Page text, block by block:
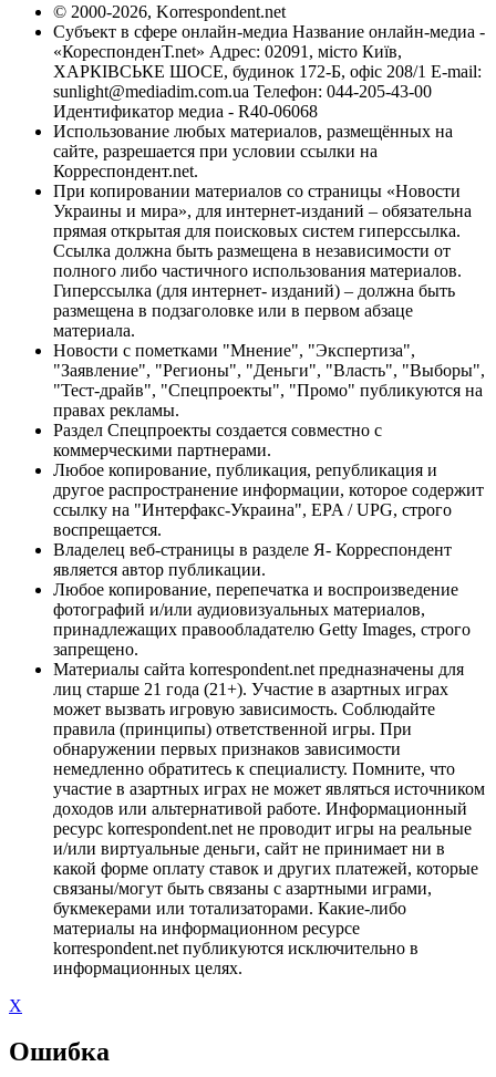
© 2000-2026, Korrespondent.net
Субъект в сфере онлайн-медиа Название онлайн-медиа -
«КореспонденТ.net» Адрес: 02091, місто Київ,
ХАРКІВСЬКЕ ШОСЕ, будинок 172-Б, офіс 208/1 E-mail:
sunlight@mediadim.com.ua Телефон: 044-205-43-00
Идентификатор медиа - R40-06068
Использование любых материалов, размещённых на
сайте, разрешается при условии ссылки на
Корреспондент.net.
При копировании материалов со страницы «Новости
Украины и мира», для интернет-изданий – обязательна
прямая открытая для поисковых систем гиперссылка.
Ссылка должна быть размещена в независимости от
полного либо частичного использования материалов.
Гиперссылка (для интернет- изданий) – должна быть
размещена в подзаголовке или в первом абзаце
материала.
Новости с пометками "Мнение", "Экспертиза",
"Заявление", "Регионы", "Деньги", "Власть", "Выборы",
"Тест-драйв", "Спецпроекты", "Промо" публикуются на
правах рекламы.
Раздел Спецпроекты создается совместно с
коммерческими партнерами.
Любое копирование, публикация, републикация и
другое распространение информации, которое содержит
ссылку на "Интерфакс-Украина", EPA / UPG, строго
воспрещается.
Владелец веб-страницы в разделе Я- Корреспондент
является автор публикации.
Любое копирование, перепечатка и воспроизведение
фотографий и/или аудиовизуальных материалов,
принадлежащих правообладателю Getty Images, строго
запрещено.
Материалы сайта korrespondent.net предназначены для
лиц старше 21 года (21+). Участие в азартных играх
может вызвать игровую зависимость. Соблюдайте
правила (принципы) ответственной игры. При
обнаружении первых признаков зависимости
немедленно обратитесь к специалисту. Помните, что
участие в азартных играх не может являться источником
доходов или альтернативой работе. Информационный
ресурс korrespondent.net не проводит игры на реальные
и/или виртуальные деньги, сайт не принимает ни в
какой форме оплату ставок и других платежей, которые
связаны/могут быть связаны с азартными играми,
букмекерами или тотализаторами. Какие-либо
материалы на информационном ресурсе
korrespondent.net публикуются исключительно в
информационных целях.
X
Ошибка